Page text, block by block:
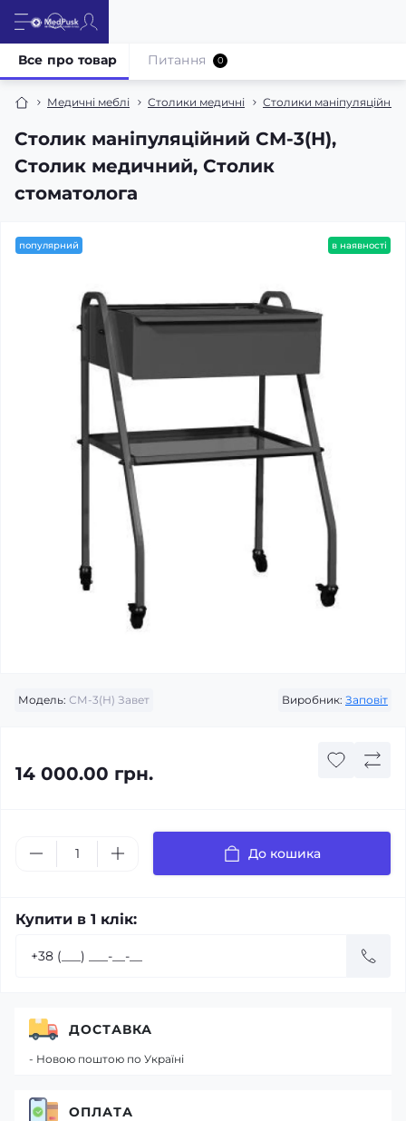
Медичні меблі Столики медичні Столики маніпуляційні,
Столик маніпуляційний СМ-3(Н),
Столик медичний, Столик
стоматолога
Все про товар Питання 0
популярний в наявності
Модель: СМ-3(Н) Завет Виробник: Заповіт
14 000.00 грн.
До кошика
Купити в 1 клік:
ДОСТАВКА
- Новою поштою по Україні
ОПЛАТА